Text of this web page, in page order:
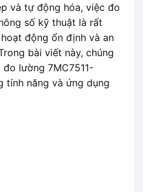
và tự động hóa, việc đo
số kỹ thuật là rất
động ổn định và an
bài viết này, chúng
lường 7MC7511-
tính năng và ứng dụng